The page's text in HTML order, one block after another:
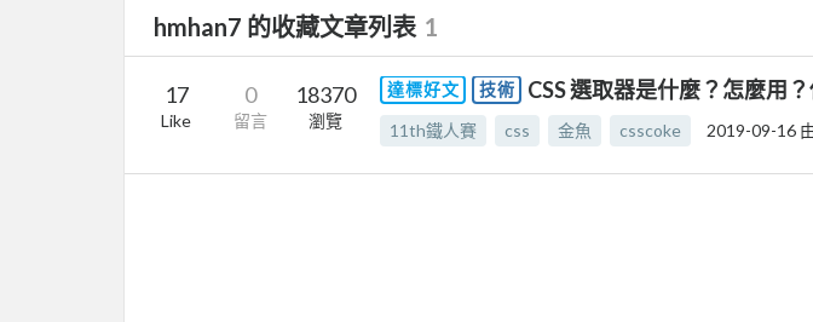
hmhan7 的收藏文章列表 1
17
Like
0
留言
18370
瀏覽
達標好文 技術 CSS 選取器是什麼？怎麼用
11th鐵人賽 css 金魚 csscoke 2019-09-16